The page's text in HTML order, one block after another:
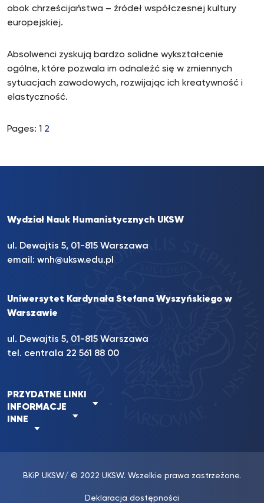
obok chrześcijaństwa – źródeł współczesnej kultury
europejskiej.
Absolwenci zyskują bardzo solidne wykształcenie
ogólne, które pozwala im odnaleźć się w zmiennych
sytuacjach zawodowych, rozwijając ich kreatywność i
elastyczność.
Pages: 1 2
Wydział Nauk Humanistycznych UKSW
ul. Dewajtis 5, 01-815 Warszawa
email: wnh@uksw.edu.pl
Uniwersytet Kardynała Stefana Wyszyńskiego w
Warszawie
ul. Dewajtis 5, 01-815 Warszawa
tel. centrala 22 561 88 00
PRZYDATNE LINKI
INFORMACJE
INNE
BKiP UKSW/ © 2022 UKSW. Wszelkie prawa zastrzeżone.
Deklaracja dostępności